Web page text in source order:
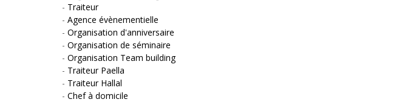
- Traiteur
- Agence évènementielle
- Organisation d'anniversaire
- Organisation de séminaire
- Organisation Team building
- Traiteur Paella
- Traiteur Hallal
- Chef à domicile